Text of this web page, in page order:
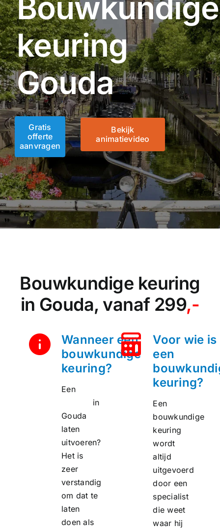
Bouwkundige
keuring
Gouda
Gratis
offerte
aanvragen
Bekijk
animatievideo
Bouwkundige keuring
in Gouda, vanaf 299,-
Wanneer een
bouwkundige
keuring?
Een
in
Gouda
laten
uitvoeren?
Het is
zeer
verstandig
om dat te
laten
doen als
Voor wie is
een
keuring?
Een
bouwkundige
keuring
wordt
altijd
uitgevoerd
door een
specialist
die weet
waar hij